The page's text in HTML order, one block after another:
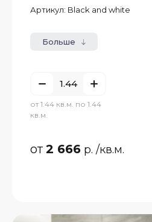
Артикул: Black and white
Больше
от 1.44 кв.м. по 1.44
кв.м.
от2 666 р. /кв.м.